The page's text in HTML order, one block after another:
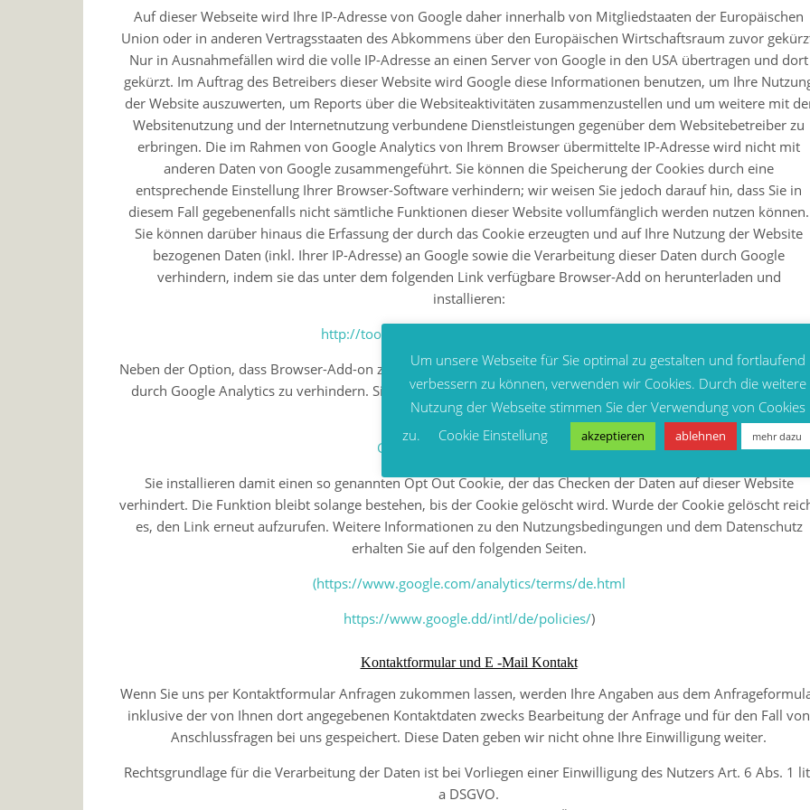
Auf dieser Webseite wird Ihre IP-Adresse von Google daher innerhalb von Mitgliedstaaten der Europäischen
Union oder in anderen Vertragsstaaten des Abkommens über den Europäischen Wirtschaftsraum zuvor
Nur in Ausnahmefällen wird die volle IP-Adresse an einen Server von Google in den USA übertragen und dort
gekürzt. Im Auftrag des Betreibers dieser Website wird Google diese Informationen benutzen, um Ihre
der Website auszuwerten, um Reports über die Websiteaktivitäten zusammenzustellen und um weitere mit
Websitenutzung und der Internetnutzung verbundene Dienstleistungen gegenüber dem Websitebetreiber zu
erbringen. Die im Rahmen von Google Analytics von Ihrem Browser übermittelte IP-Adresse wird nicht mit
anderen Daten von Google zusammengeführt. Sie können die Speicherung der Cookies durch eine
entsprechende Einstellung Ihrer Browser-Software verhindern; wir weisen Sie jedoch darauf hin, dass Sie in
diesem Fall gegebenenfalls nicht sämtliche Funktionen dieser Website vollumfänglich werden nutzen können.
Sie können darüber hinaus die Erfassung der durch das Cookie erzeugten und auf Ihre Nutzung der Website
bezogenen Daten (inkl. Ihrer IP-Adresse) an Google sowie die Verarbeitung dieser Daten durch Google
verhindern, indem sie das unter dem folgenden Link verfügbare Browser-Add on herunterladen und
installieren:
http://tools.google.com/dlpage/gaoptout?hl=de
Neben der Option, dass Browser-Add-on zu installieren, gibt es eine weitere Alternative, die Erfassung der Daten
durch Google Analytics zu verhindern. Sie ist insbesondere für Nutzer mobiler Geräte interessant. Klicken Sie
dazu bitte auf diesen Link:
Google Analytics deaktivieren
Sie installieren damit einen so genannten Opt Out Cookie, der das Checken der Daten auf dieser Website
verhindert. Die Funktion bleibt solange bestehen, bis der Cookie gelöscht wird. Wurde der Cookie gelöscht
es, den Link erneut aufzurufen. Weitere Informationen zu den Nutzungsbedingungen und dem Datenschutz
erhalten Sie auf den folgenden Seiten.
(https://www.google.com/analytics/terms/de.html
https://www.google.dd/intl/de/policies/)
Kontaktformular und E -Mail Kontakt
Wenn Sie uns per Kontaktformular Anfragen zukommen lassen, werden Ihre Angaben aus dem
inklusive der von Ihnen dort angegebenen Kontaktdaten zwecks Bearbeitung der Anfrage und für den Fall von
Anschlussfragen bei uns gespeichert. Diese Daten geben wir nicht ohne Ihre Einwilligung weiter.
Rechtsgrundlage für die Verarbeitung der Daten ist bei Vorliegen einer Einwilligung des Nutzers Art. 6 Abs. 1
a DSGVO.
Um unsere Webseite für Sie optimal zu gestalten und fortlaufend
verbessern zu können, verwenden wir Cookies. Durch die weitere
Nutzung der Webseite stimmen Sie der Verwendung von Cookies
zu.
Cookie Einstellung akzeptieren ablehnen mehr dazu